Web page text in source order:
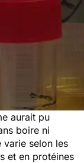
aurait pu
boire ni
varie selon les
et en protéines